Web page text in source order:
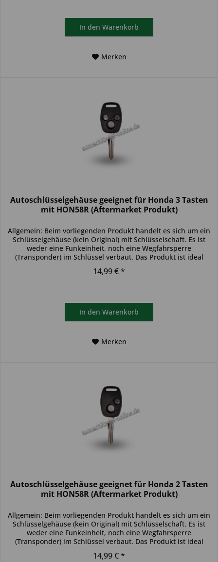
In den Warenkorb
Merken
Autoschlüsselgehäuse geeignet für Honda 3 Tasten
mit HON58R (Aftermarket Produkt)
Allgemein: Beim vorliegenden Produkt handelt es sich um ein
Schlüsselgehäuse (kein Original) mit Schlüsselschaft. Es ist
weder eine Funkeinheit, noch eine Wegfahrsperre
(Transponder) im Schlüssel verbaut. Das Produkt ist ideal
14,99 € *
In den Warenkorb
Merken
Autoschlüsselgehäuse geeignet für Honda 2 Tasten
mit HON58R (Aftermarket Produkt)
Allgemein: Beim vorliegenden Produkt handelt es sich um ein
Schlüsselgehäuse (kein Original) mit Schlüsselschaft. Es ist
weder eine Funkeinheit, noch eine Wegfahrsperre
(Transponder) im Schlüssel verbaut. Das Produkt ist ideal
14,99 € *